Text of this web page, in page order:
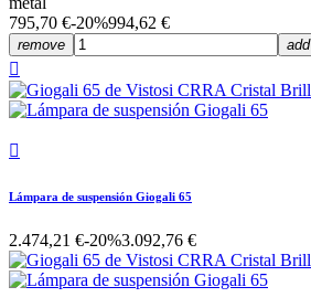
795,70 €-20%994,62 €
remove add


Lámpara de suspensión Giogali 65
2.474,21 €-20%3.092,76 €